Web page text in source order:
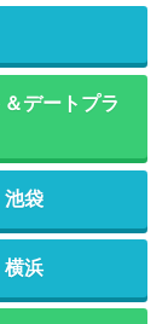
デートプラ
池袋
横浜